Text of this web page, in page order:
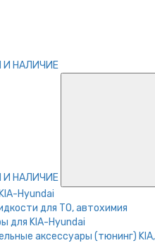
И НАЛИЧИЕ
И НАЛИЧИЕ
Hyundai
для ТО, автохимия
для KIA-Hyundai
аксессуары (тюнинг)